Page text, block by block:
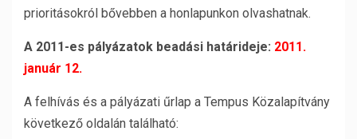
prioritásokról bővebben a honlapunkon olvashatnak.
A 2011-es pályázatok beadási határideje: 2011.
január 12.
A felhívás és a pályázati űrlap a Tempus Közalapítvány
következő oldalán található: